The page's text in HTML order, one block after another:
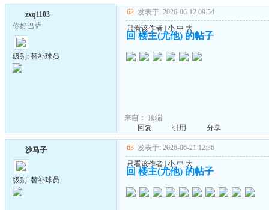
zxq1103
你好巴萨
级别: 替补球员
62 发表于: 2026-06-12 09:54
只看该作者 小 中 大
回 楼主(尤他) 的帖子
来自： 顶端
回复
引用 分享
沙马子
级别: 替补球员
63 发表于: 2026-06-21 12:36
只看该作者 小 中 大
回 楼主(尤他) 的帖子